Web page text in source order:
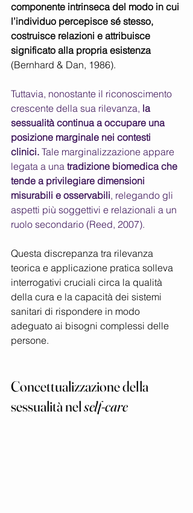
componente intrinseca del modo in cui
l’individuo percepisce sé stesso,
costruisce relazioni e attribuisce
significato alla propria esistenza
(Bernhard & Dan, 1986).
Tuttavia, nonostante il riconoscimento
crescente della sua rilevanza, la
sessualità continua a occupare una
posizione marginale nei contesti
clinici. Tale marginalizzazione appare
legata a una tradizione biomedica che
tende a privilegiare dimensioni
misurabili e osservabili, relegando gli
aspetti più soggettivi e relazionali a un
ruolo secondario (Reed, 2007).
Questa discrepanza tra rilevanza
teorica e applicazione pratica solleva
interrogativi cruciali circa la qualità
della cura e la capacità dei sistemi
sanitari di rispondere in modo
adeguato ai bisogni complessi delle
persone.
Concettualizzazione della
sessualità nel self-care